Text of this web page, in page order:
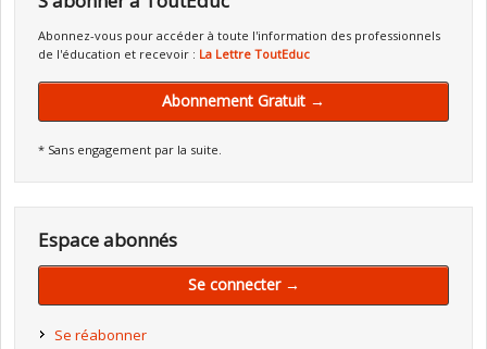
Abonnez-vous pour accéder à toute l'information des professionnels
de l'éducation et recevoir : La Lettre ToutEduc
Abonnement Gratuit →
* Sans engagement par la suite.
Espace abonnés
Se connecter →
Se réabonner